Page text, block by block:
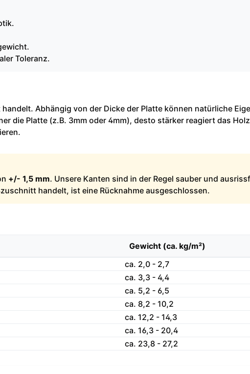
Toleranz.
Abhängig von der Dicke der Platte können natürliche
die Platte (z.B. 3mm oder 4mm), desto stärker reagiert das
+/- 1,5 mm. Unsere Kanten sind in der Regel sauber und
handelt, ist eine Rücknahme ausgeschlossen.
Gewicht (ca. kg/m²)
ca. 2,0 - 2,7
ca. 3,3 - 4,4
ca. 5,2 - 6,5
ca. 8,2 - 10,2
ca. 12,2 - 14,3
ca. 16,3 - 20,4
ca. 23,8 - 27,2